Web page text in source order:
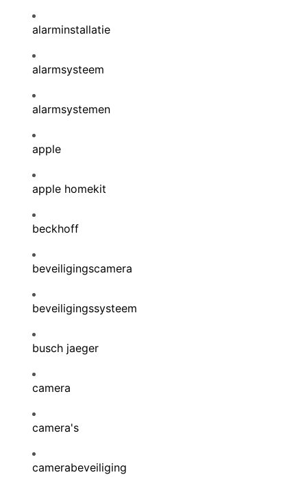
alarminstallatie
alarmsysteem
alarmsystemen
apple
apple homekit
beckhoff
beveiligingscamera
beveiligingssysteem
busch jaeger
camera
camera's
camerabeveiliging